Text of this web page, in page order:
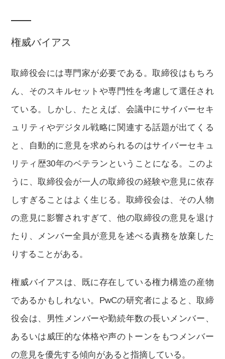
権威バイアス
取締役会には専門家が必要である。取締役はもちろ
ん、そのスキルセットや専門性を考慮して選任され
ている。しかし、たとえば、会議中にサイバーセキ
ュリティやデジタル戦略に関連する話題が出てくる
と、自動的に意見を求められるのはサイバーセキュ
リティ歴30年のベテランということになる。このよ
うに、取締役会が一人の取締役の経験や意見に依存
しすぎることはよく生じる。取締役会は、その人物
の意見に影響されすぎて、他の取締役の意見を退け
たり、メンバー全員が意見を述べる責務を放棄した
りすることがある。
権威バイアスは、既に存在している権力構造の産物
であるかもしれない。PwCの研究者によると、取締
役会は、男性メンバーや勤続年数の長いメンバー、
あるいは威圧的な体格や声のトーンをもつメンバー
の意見を優先する傾向があると指摘している。